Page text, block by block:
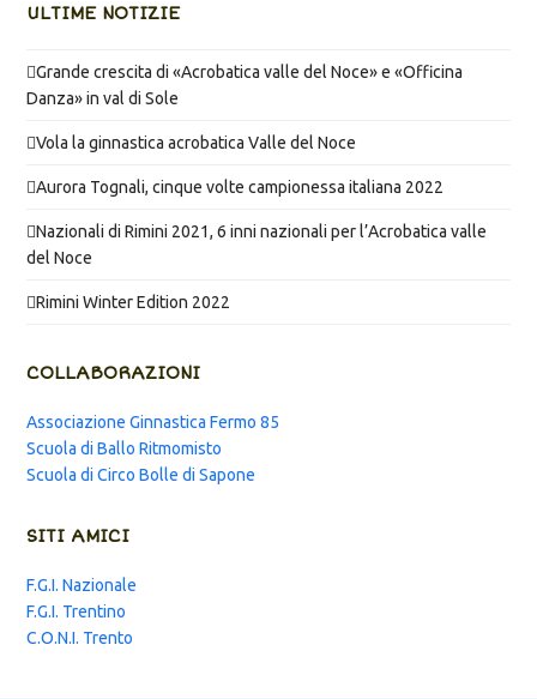
ULTIME NOTIZIE
Grande crescita di «Acrobatica valle del Noce» e «Officina
Danza» in val di Sole
Vola la ginnastica acrobatica Valle del Noce
Aurora Tognali, cinque volte campionessa italiana 2022
Nazionali di Rimini 2021, 6 inni nazionali per l’Acrobatica valle
del Noce
Rimini Winter Edition 2022
COLLABORAZIONI
Associazione Ginnastica Fermo 85
Scuola di Ballo Ritmomisto
Scuola di Circo Bolle di Sapone
SITI AMICI
F.G.I. Nazionale
F.G.I. Trentino
C.O.N.I. Trento